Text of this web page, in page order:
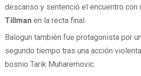
descanso y sentenció el encuentro con
Tillman en la recta final.
Balogun también fue protagonista por
segundo tiempo tras una acción
bosnio Tarik Muharemovic.